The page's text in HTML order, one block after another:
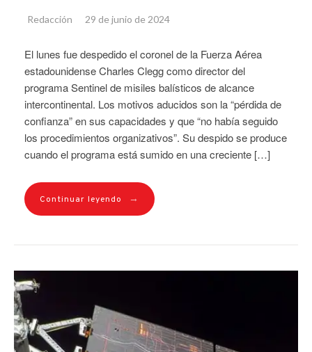
Redacción 29 de junio de 2024
El lunes fue despedido el coronel de la Fuerza Aérea
estadounidense Charles Clegg como director del
programa Sentinel de misiles balísticos de alcance
intercontinental. Los motivos aducidos son la “pérdida de
confianza” en sus capacidades y que “no había seguido
los procedimientos organizativos”. Su despido se produce
cuando el programa está sumido en una creciente […]
Continuar leyendo →